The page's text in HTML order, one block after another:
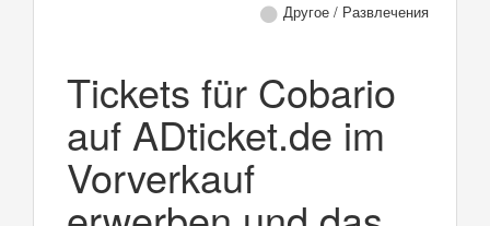
Другое / Развлечения
Tickets für Cobario
auf ADticket.de im
Vorverkauf